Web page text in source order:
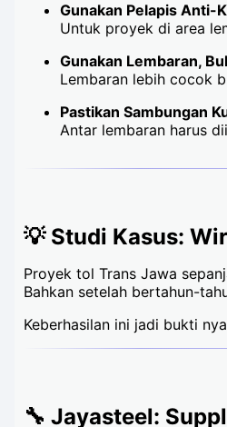
Gunakan Pelapis Anti-
Untuk proyek di area
Gunakan Lembaran,
Lembaran lebih cocok
Pastikan Sambungan
Antar lembaran harus
💡 Studi Kasus:
Proyek tol Trans Jawa
Bahkan setelah bertahun-
Keberhasilan ini jadi bukti
🔧 Jayasteel: